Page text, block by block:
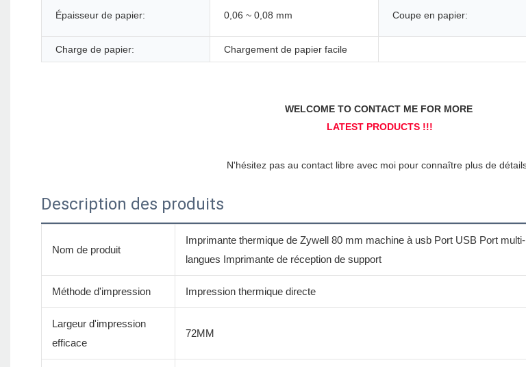
Épaisseur de papier: 0,06 ~ 0,08 mm Coupe en papier:
Charge de papier: Chargement de papier facile
Description des produits
Nom de produit
Imprimante thermique de Zywell 80 mm machine à usb Port USB Port multi-
langues Imprimante de réception de support
Méthode d'impression Impression thermique directe
Largeur d'impression
efficace
72MM